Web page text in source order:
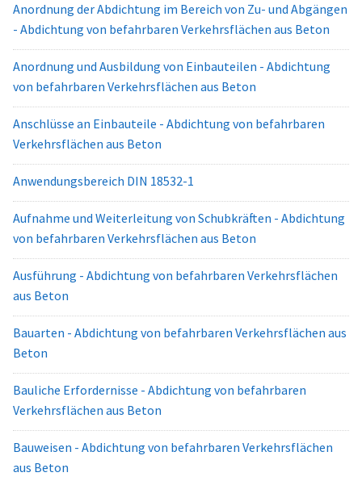
Anordnung der Abdichtung im Bereich von Zu- und Abgängen
- Abdichtung von befahrbaren Verkehrsflächen aus Beton
Anordnung und Ausbildung von Einbauteilen - Abdichtung
von befahrbaren Verkehrsflächen aus Beton
Anschlüsse an Einbauteile - Abdichtung von befahrbaren
Verkehrsflächen aus Beton
Anwendungsbereich DIN 18532-1
Aufnahme und Weiterleitung von Schubkräften - Abdichtung
von befahrbaren Verkehrsflächen aus Beton
Ausführung - Abdichtung von befahrbaren Verkehrsflächen
aus Beton
Bauarten - Abdichtung von befahrbaren Verkehrsflächen aus
Beton
Bauliche Erfordernisse - Abdichtung von befahrbaren
Verkehrsflächen aus Beton
Bauweisen - Abdichtung von befahrbaren Verkehrsflächen
aus Beton